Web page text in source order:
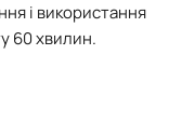
і використання
60 хвилин.